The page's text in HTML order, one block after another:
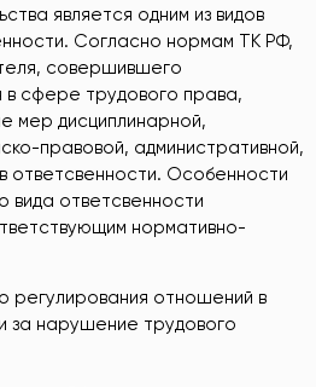
является одним из видов
Согласно нормам ТК РФ,
совершившего
в сфере трудового права,
мер дисциплинарной,
правовой, административной,
ответсвенности. Особенности
вида ответсвенности
нормативно-
регулирования отношений в
за нарушение трудового